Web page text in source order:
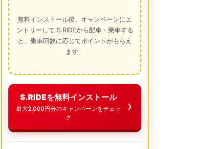
無料インストール後、キャンペーンにエ
ントリーして S.RIDEから配車・乗車する
と、乗車回数に応じてポイントがもらえ
ます。
S.RIDEを無料インストール
最大2,000円分のキャンペーンをチェッ
ク